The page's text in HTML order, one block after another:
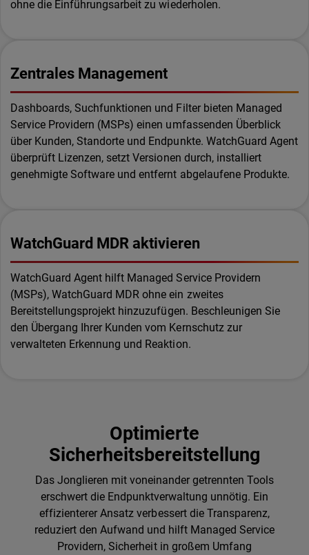
ohne die Einführungsarbeit zu wiederholen.
Zentrales Management
Dashboards, Suchfunktionen und Filter bieten Managed
Service Providern (MSPs) einen umfassenden Überblick
über Kunden, Standorte und Endpunkte. WatchGuard Agent
überprüft Lizenzen, setzt Versionen durch, installiert
genehmigte Software und entfernt abgelaufene Produkte.
WatchGuard MDR aktivieren
WatchGuard Agent hilft Managed Service Providern
(MSPs), WatchGuard MDR ohne ein zweites
Bereitstellungsprojekt hinzuzufügen. Beschleunigen Sie
den Übergang Ihrer Kunden vom Kernschutz zur
verwalteten Erkennung und Reaktion.
Optimierte
Sicherheitsbereitstellung
Das Jonglieren mit voneinander getrennten Tools
erschwert die Endpunktverwaltung unnötig. Ein
effizienterer Ansatz verbessert die Transparenz,
reduziert den Aufwand und hilft Managed Service
Providern, Sicherheit in großem Umfang